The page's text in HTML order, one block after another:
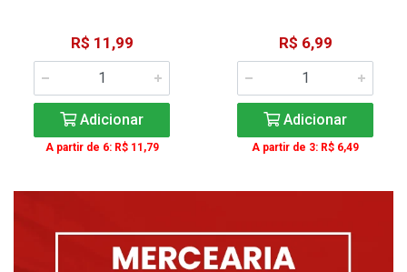
R$ 11,99
Adicionar
A partir de 6: R$ 11,79
R$ 6,99
Adicionar
A partir de 3: R$ 6,49